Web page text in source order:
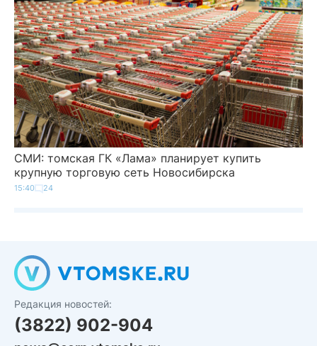
СМИ: томская ГК «Лама» планирует купить
крупную торговую сеть Новосибирска
15:40 24
Редакция новостей:
(3822) 902-904